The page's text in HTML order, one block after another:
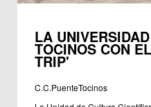
LA
TOCINOS CON
TRIP'
C.C.PuenteTocinos